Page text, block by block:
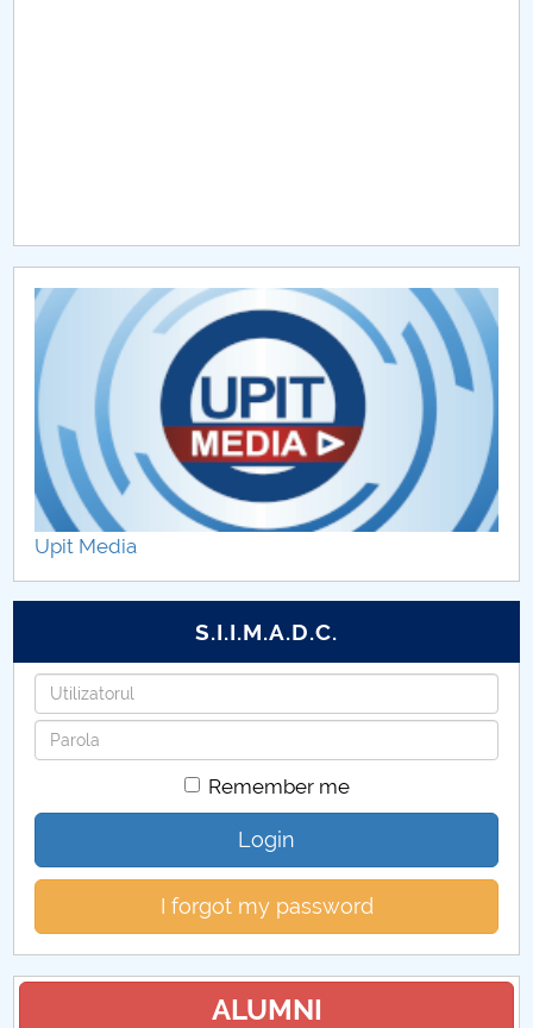
Chestionar angajabilitate ALUMNI – UPB
CAR2026
MENIU CANTINA
Coduri 2024
Coduri 2025
Coduri 2026
Upit Media
S.I.I.M.A.D.C.
Username
Password
Remember me
Login
I forgot my password
ALUMNI